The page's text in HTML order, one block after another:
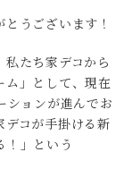
うございます！
私たち家デコから
ム」として、現在
ションが進んでお
デコが手掛ける新
！」という